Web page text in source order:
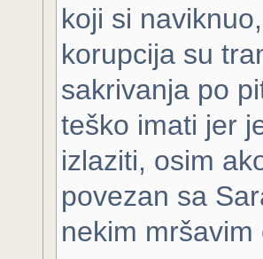
koji si
korupcija su
sakrivanja po
teško imati jer
izlaziti, osim
povezan sa
nekim